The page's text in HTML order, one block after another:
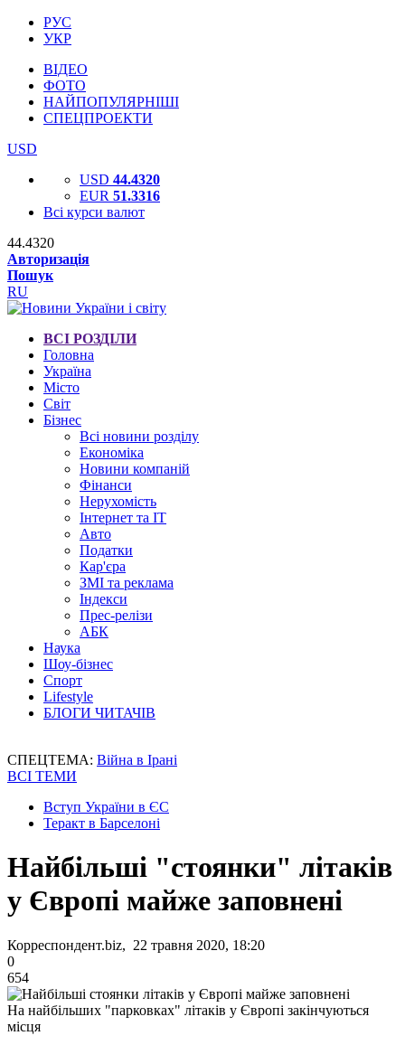
РУС
УКР
ВІДЕО
ФОТО
НАЙПОПУЛЯРНІШІ
СПЕЦПРОЕКТИ
USD
USD 44.4320
EUR 51.3316
Всі курси валют
44.4320
Авторизація
Пошук
RU
ВСІ РОЗДІЛИ
Головна
Україна
Місто
Світ
Бізнес
Всі новини розділу
Економіка
Новини компаній
Фінанси
Нерухомість
Інтернет та IT
Авто
Податки
Кар'єра
ЗМІ та реклама
Індекси
Прес-релізи
АБК
Наука
Шоу-бізнес
Спорт
Lifestyle
БЛОГИ ЧИТАЧІВ
СПЕЦТЕМА: Війна в Ірані
ВСІ ТЕМИ
Вступ України в ЄС
Теракт в Барселоні
Найбільші "стоянки" літаків
у Європі майже заповнені
Корреспондент.biz, 22 травня 2020, 18:20
0
654
На найбільших "парковках" літаків у Європі закінчуються
місця